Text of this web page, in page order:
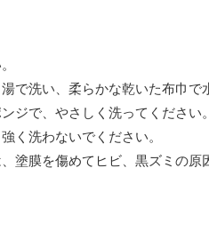
洗い、柔らかな乾いた布巾で
で、やさしく洗ってください。
く洗わないでください。
膜を傷めてヒビ、黒ズミの原